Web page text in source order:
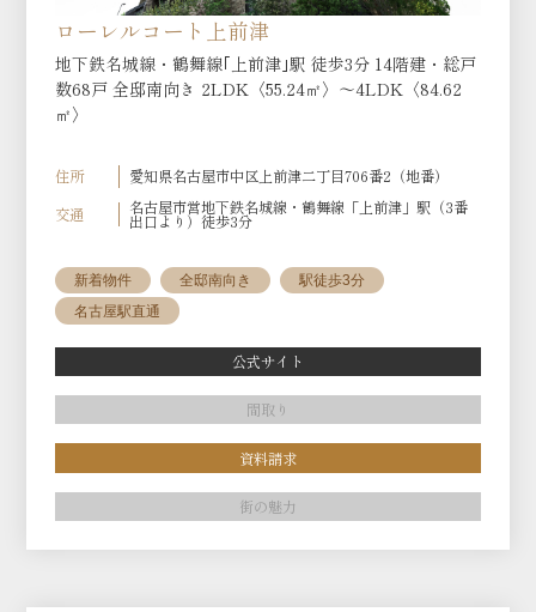
ローレルコート上前津
地下鉄名城線・鶴舞線｢上前津｣駅 徒歩3分 14階建・総戸
数68戸 全邸南向き 2LDK〈55.24㎡〉〜4LDK〈84.62
㎡〉
住所
愛知県名古屋市中区上前津二丁目706番2（地番）
交通
名古屋市営地下鉄名城線・鶴舞線「上前津」駅（3番
出口より）徒歩3分
新着物件 全邸南向き
駅徒歩3分
名古屋駅直通
公式サイト
間取り
資料請求
街の魅力